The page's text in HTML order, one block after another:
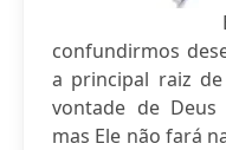
confundirmos
a principal raiz
vontade de Deus
mas Ele não fará